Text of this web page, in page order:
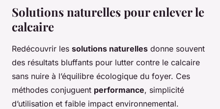
Solutions naturelles pour enlever le
calcaire
Redécouvrir les solutions naturelles donne souvent
des résultats bluffants pour lutter contre le calcaire
sans nuire à l’équilibre écologique du foyer. Ces
méthodes conjuguent performance, simplicité
d’utilisation et faible impact environnemental.